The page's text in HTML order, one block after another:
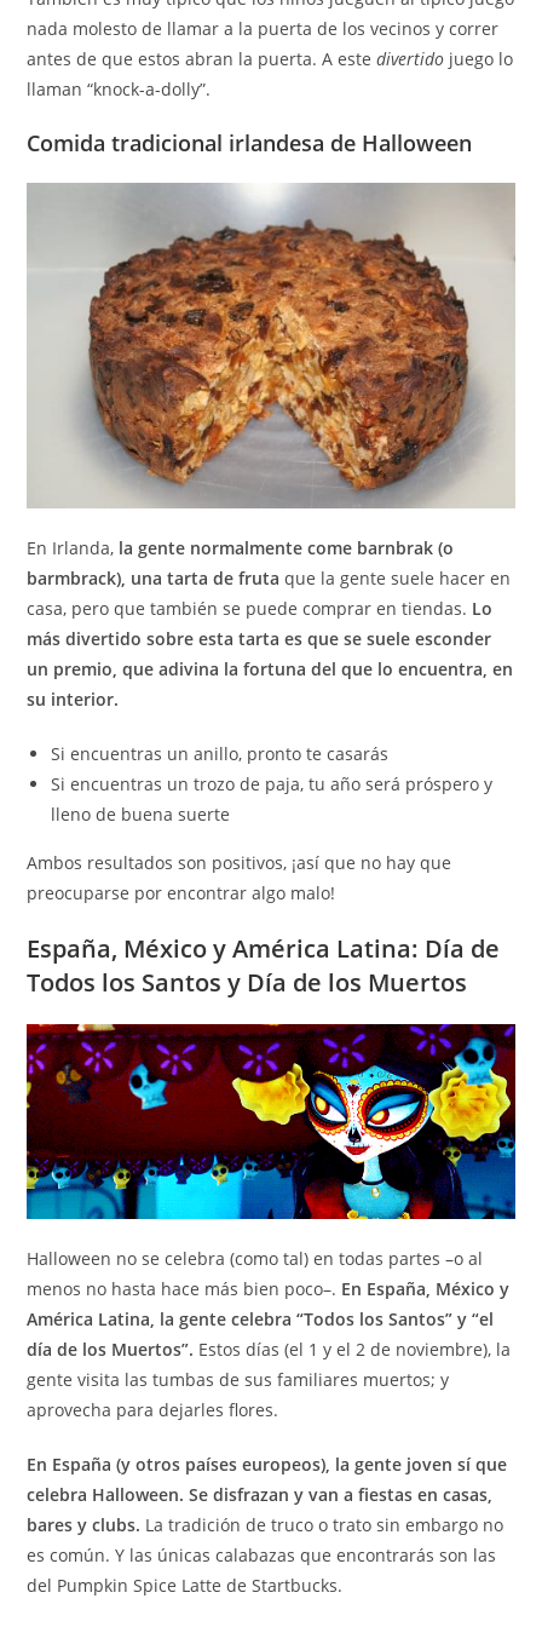
nada molesto de llamar a la puerta de los vecinos y correr
antes de que estos abran la puerta. A estedivertido juego lo
llaman “knock-a-dolly”.
Comida tradicional irlandesa de Halloween
En Irlanda, la gente normalmente come barnbrak (o
barmbrack), una tarta de fruta que la gente suele hacer en
casa, pero que también se puede comprar en tiendas. Lo
más divertido sobre esta tarta es que se suele esconder
un premio, que adivina la fortuna del que lo encuentra, en
su interior.
Si encuentras un anillo, pronto te casarás
Si encuentras un trozo de paja, tu año será próspero y
lleno de buena suerte
Ambos resultados son positivos, ¡así que no hay que
preocuparse por encontrar algo malo!
España, México y América Latina: Día de
Todos los Santos y Día de los Muertos
Halloween no se celebra (como tal) en todas partes –o al
menos no hasta hace más bien poco–. En España, México y
América Latina, la gente celebra “Todos los Santos” y “el
día de los Muertos”. Estos días (el 1 y el 2 de noviembre), la
gente visita las tumbas de sus familiares muertos; y
aprovecha para dejarles flores.
En España (y otros países europeos), la gente joven sí que
celebra Halloween. Se disfrazan y van a fiestas en casas,
bares y clubs. La tradición de truco o trato sin embargo no
es común. Y las únicas calabazas que encontrarás son las
del Pumpkin Spice Latte de Startbucks.